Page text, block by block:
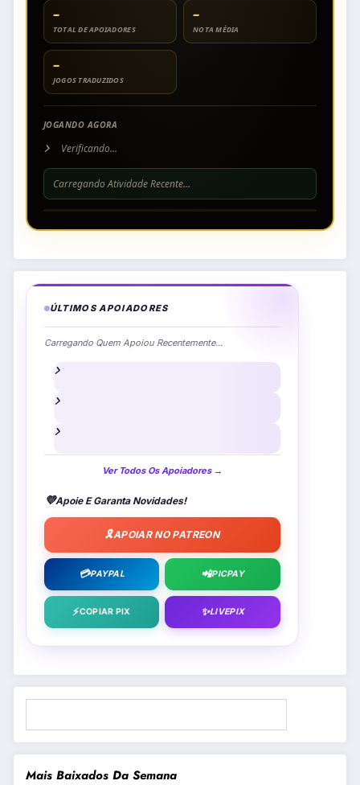
–
TOTAL DE APOIADORES
–
NOTA MÉDIA
–
JOGOS TRADUZIDOS
JOGANDO AGORA
Verificando...
Carregando Atividade Recente...
ÚLTIMOS APOIADORES
Carregando Quem Apoiou Recentemente...
Ver Todos Os Apoiadores →
💜Apoie E Garanta Novidades!
🎗️APOIAR NO PATREON
💳PAYPAL 📲PICPAY
⚡COPIAR PIX ✨LIVEPIX
Mais Baixados Da Semana